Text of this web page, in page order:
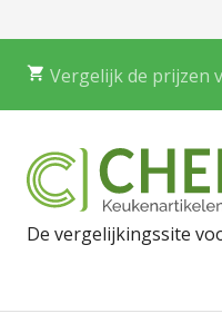
Vergelijk de prijzen
De vergelijkingssite